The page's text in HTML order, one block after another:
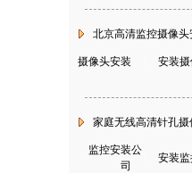
北京高清监控摄像头
摄像头安装 安装
家庭无线高清针孔摄
监控安装公
司
安装监